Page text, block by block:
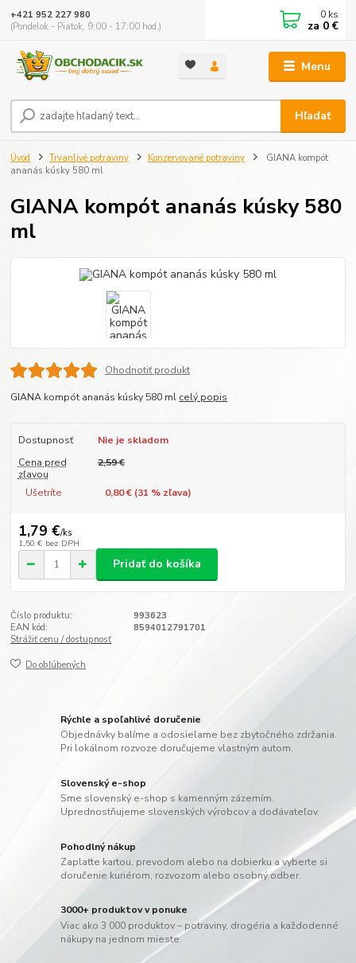
Menu
Hľadať
+421 952 227 980
(Pondelok - Piatok, 9:00 - 17:00 hod.)
0 ks
za 0 €
Úvod Trvanlivé potraviny Konzervované potraviny
GIANA kompót
ananás kúsky 580 ml
GIANA kompót ananás kúsky 580
ml
Ohodnotiť produkt
GIANA kompót ananás kúsky 580 ml celý popis
Dostupnosť
Nie je skladom
Cena pred
zľavou
2,59 €
Ušetríte 0,80 € (31 % zľava)
1,79 €/ks
1,50 € bez DPH
Pridať do košíka
Číslo produktu:
993623
EAN kód:
8594012791701
Strážiť cenu / dostupnosť
Do obľúbených
Rýchle a spoľahlivé doručenie
Objednávky balíme a odosielame bez zbytočného zdržania.
Pri lokálnom rozvoze doručujeme vlastným autom.
Slovenský e-shop
Sme slovenský e-shop s kamenným zázemím.
Uprednostňujeme slovenských výrobcov a dodávateľov.
Pohodlný nákup
Zaplaťte kartou, prevodom alebo na dobierku a vyberte si
doručenie kuriérom, rozvozom alebo osobný odber.
3000+ produktov v ponuke
Viac ako 3 000 produktov – potraviny, drogéria a každodenné
nákupy na jednom mieste.